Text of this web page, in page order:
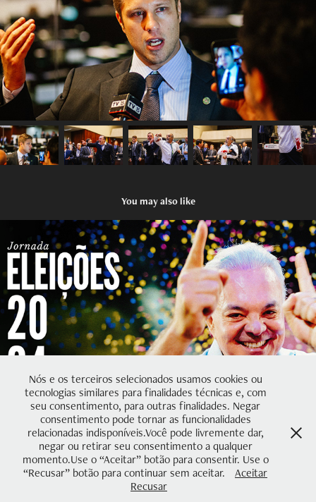
You may also like
Jornada Eleições 2024
2024
Nós e os terceiros selecionados usamos cookies ou
tecnologias similares para finalidades técnicas e, com
seu consentimento, para outras finalidades. Negar
consentimento pode tornar as funcionalidades
relacionadas indisponíveis.Você pode livremente dar,
negar ou retirar seu consentimento a qualquer
momento.Use o “Aceitar” botão para consentir. Use o
“Recusar” botão para continuar sem aceitar.
Aceitar
Recusar